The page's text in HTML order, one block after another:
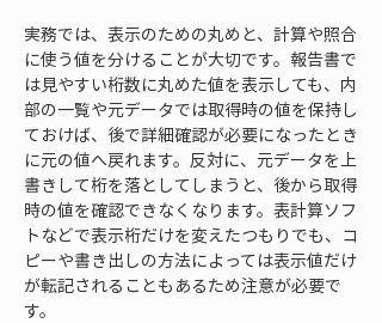
実務では、表示のための丸めと、計算や照合
に使う値を分けることが大切です。報告書で
は見やすい桁数に丸めた値を表示しても、内
部の一覧や元データでは取得時の値を保持し
ておけば、後で詳細確認が必要になったとき
に元の値へ戻れます。反対に、元データを上
書きして桁を落としてしまうと、後から取得
時の値を確認できなくなります。表計算ソフ
トなどで表示桁だけを変えたつもりでも、コ
ピーや書き出しの方法によっては表示値だけ
が転記されることもあるため注意が必要で
す。